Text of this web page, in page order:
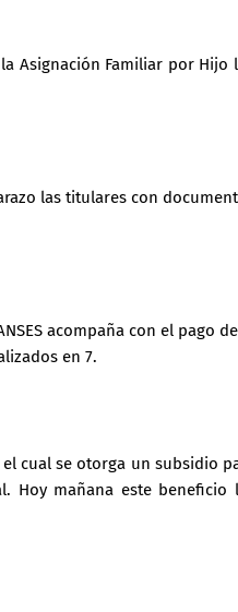
Asignación Familiar por Hijo
las titulares con
acompaña con el pago
en 7.
el cual se otorga un subsidio
Hoy mañana este beneficio